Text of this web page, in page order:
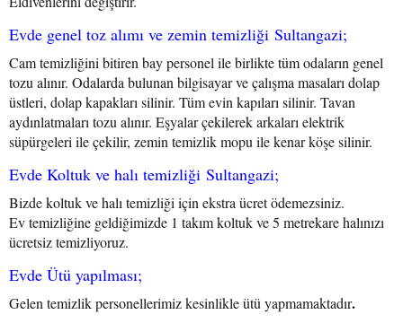
Evde genel toz alımı ve zemin temizliği Sultangazi;
Cam temizliğini bitiren bay personel ile birlikte tüm odaların genel
tozu alınır. Odalarda bulunan bilgisayar ve çalışma masaları dolap
üstleri, dolap kapakları silinir. Tüm evin kapıları silinir. Tavan
aydınlatmaları tozu alınır. Eşyalar çekilerek arkaları elektrik
süpürgeleri ile çekilir, zemin temizlik mopu ile kenar köşe silinir.
Evde Koltuk ve halı temizliği Sultangazi;
Bizde koltuk ve halı temizliği için ekstra ücret ödemezsiniz.
Ev temizliğine geldiğimizde 1 takım koltuk ve 5 metrekare halınızı
ücretsiz temizliyoruz.
Evde Ütü yapılması;
Gelen temizlik personellerimiz kesinlikle ütü yapmamaktadır.